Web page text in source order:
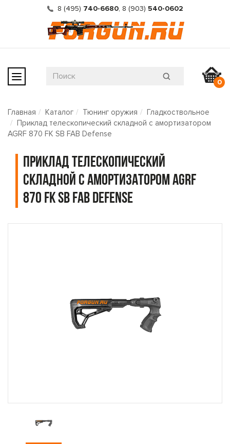
8 (495) 740-6680, 8 (903) 540-0602
0
Главная Каталог Тюнинг оружия
Гладкоствольное
Приклад телескопический складной с амортизатором
AGRF 870 FK SB FAB Defense
Приклад телескопический
складной с амортизатором AGRF
870 FK SB FAB Defense